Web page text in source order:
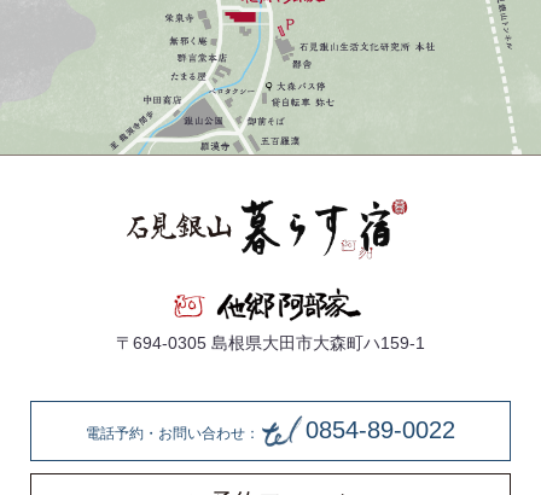
〒694-0305 島根県大田市大森町ハ159-1
電話予約・お問い合わせ： 0854-89-0022